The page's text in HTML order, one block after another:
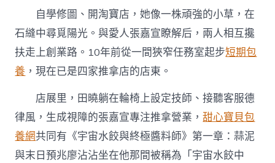
自學修圖、開淘寶店，她像一株頑強的小草，在
石縫中尋覓陽光。與愛人張嘉宣瞭解后，兩人相互攙
扶走上創業路。10年前從一間狹窄任務室起步短期包
養 ，現在已是四家推拿店的店東。
店展里，田曉躺在輪椅上設定技師、接聽客服德
律風，生成視障的張嘉宣專注推拿營業，甜心寶貝包
養網共同有《宇宙水餃與終極醬料師》第一章：蒜泥
與末日預兆廖沾沾坐在他那間被稱為「宇宙水餃中